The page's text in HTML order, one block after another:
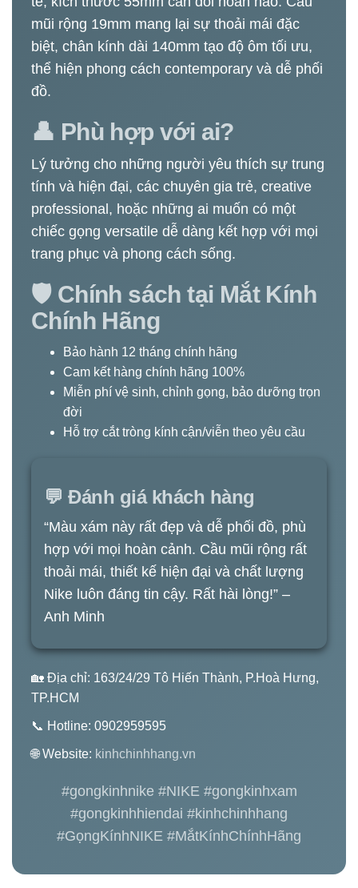
mũi rộng 19mm mang lại sự thoải mái đặc
biệt, chân kính dài 140mm tạo độ ôm tối ưu,
thể hiện phong cách contemporary và dễ phối
đồ.
👤 Phù hợp với ai?
Lý tưởng cho những người yêu thích sự trung
tính và hiện đại, các chuyên gia trẻ, creative
professional, hoặc những ai muốn có một
chiếc gọng versatile dễ dàng kết hợp với mọi
trang phục và phong cách sống.
🛡️ Chính sách tại Mắt Kính
Chính Hãng
Bảo hành 12 tháng chính hãng
Cam kết hàng chính hãng 100%
Miễn phí vệ sinh, chỉnh gọng, bảo dưỡng trọn
đời
Hỗ trợ cắt tròng kính cận/viễn theo yêu cầu
💬 Đánh giá khách hàng
“Màu xám này rất đẹp và dễ phối đồ, phù
hợp với mọi hoàn cảnh. Cầu mũi rộng rất
thoải mái, thiết kế hiện đại và chất lượng
Nike luôn đáng tin cậy. Rất hài lòng!” –
Anh Minh
🏡 Địa chỉ: 163/24/29 Tô Hiến Thành, P.Hoà Hưng,
TP.HCM
📞 Hotline: 0902959595
🌐 Website: kinhchinhhang.vn
#gongkinhnike #NIKE #gongkinhxam
#gongkinhhiendai #kinhchinhhang
#GọngKínhNIKE #MắtKínhChínhHãng